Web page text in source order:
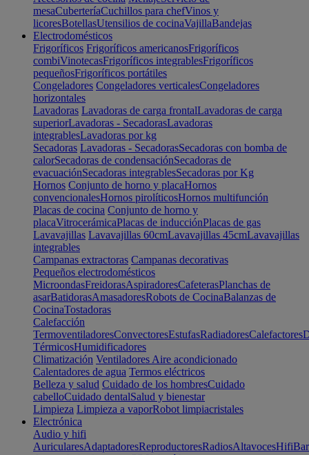
mesaCuberteríaCuchillos para chefVinos y
licoresBotellasUtensilios de cocinaVajillaBandejas
Electrodomésticos
Frigoríficos Frigoríficos americanosFrigoríficos
combiVinotecasFrigoríficos integrablesFrigoríficos
pequeñosFrigoríficos portátiles
Congeladores Congeladores verticalesCongeladores
horizontales
Lavadoras Lavadoras de carga frontalLavadoras de carga
superiorLavadoras - SecadorasLavadoras
integrablesLavadoras por kg
Secadoras Lavadoras - SecadorasSecadoras con bomba de
calorSecadoras de condensaciónSecadoras de
evacuaciónSecadoras integrablesSecadoras por Kg
Hornos Conjunto de horno y placaHornos
convencionalesHornos pirolíticosHornos multifunción
Placas de cocina Conjunto de horno y
placaVitrocerámicaPlacas de inducciónPlacas de gas
Lavavajillas Lavavajillas 60cmLavavajillas 45cmLavavajillas
integrables
Campanas extractoras Campanas decorativas
Pequeños electrodomésticos
MicroondasFreidorasAspiradoresCafeterasPlanchas de
asarBatidorasAmasadoresRobots de CocinaBalanzas de
CocinaTostadoras
Calefacción
TermoventiladoresConvectoresEstufasRadiadoresCalefactores
TérmicosHumidificadores
Climatización Ventiladores Aire acondicionado
Calentadores de agua Termos eléctricos
Belleza y salud Cuidado de los hombresCuidado
cabelloCuidado dentalSalud y bienestar
Limpieza Limpieza a vaporRobot limpiacristales
Electrónica
Audio y hifi
AuricularesAdaptadoresReproductoresRadiosAltavocesHifi